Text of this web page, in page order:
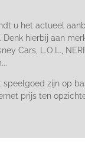
u het actueel
hierbij aan
Cars, L.O.L.,
speelgoed zijn op
prijs ten